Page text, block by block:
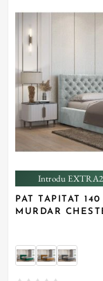
Introdu
PAT TAPITAT
MURDAR